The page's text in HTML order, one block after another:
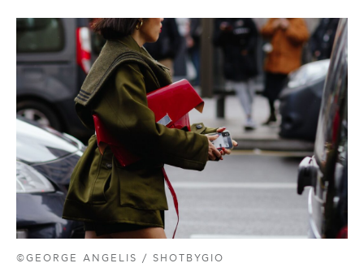
©GEORGE ANGELIS / SHOTBYGIO